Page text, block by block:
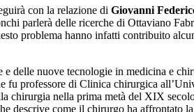
con la relazione di Giovanni
parlerà delle ricerche di Ottaviano
problema hanno infatti contribuito
e delle nuove tecnologie in medicina e
fu professore di Clinica chirurgica
nella prima metà del XIX
descrive come il chirurgo ha